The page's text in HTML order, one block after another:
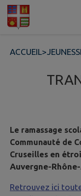
Contenu
ACCUEIL>
Le ramassage
Communauté de
Cruseilles en
Auvergne-
Retrouvez ici